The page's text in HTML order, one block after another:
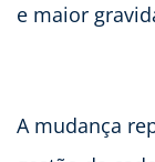
e maior
A mudança